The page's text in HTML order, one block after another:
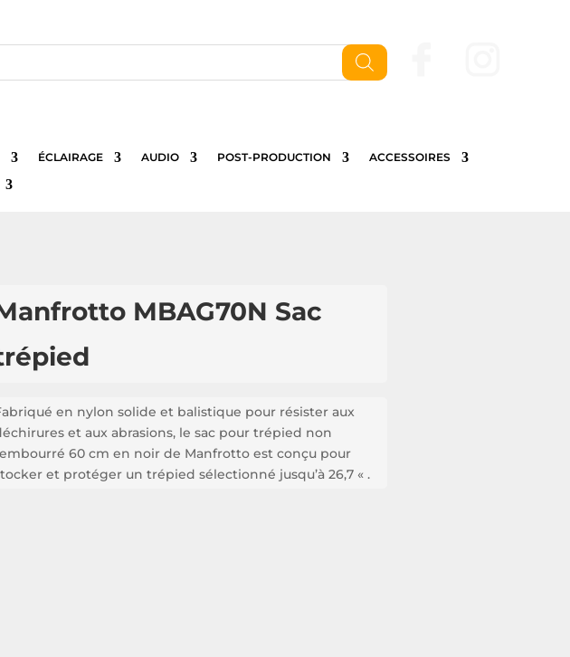
ÉCLAIRAGE AUDIO POST-PRODUCTION
ACCESSOIRES
MBAG70N Sac
en nylon solide et balistique pour résister aux
et aux abrasions, le sac pour trépied non
60 cm en noir de Manfrotto est conçu pour
et protéger un trépied sélectionné jusqu’à 26,7 « .